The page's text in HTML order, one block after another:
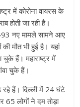
में कोरोना वायरस के
होती जा रही है।
नए मामले सामने आए
मौत भी हुई है। यहां
हैं। महाराष्ट्र में
चुके हैं।
रहे हैं। दिल्ली में 24 घंटे
लोगों ने दम तोड़ा